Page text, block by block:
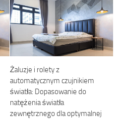
Żaluzje i rolety z
automatycznym czujnikiem
światła: Dopasowanie do
natężenia światła
zewnętrznego dla optymalnej